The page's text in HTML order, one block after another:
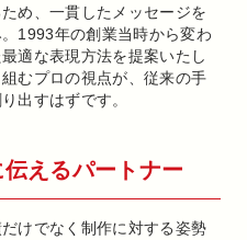
め、一貫したメッセージを
1993年の創業当時から変わ
適な表現方法を提案いたし
むプロの視点が、従来の手
出すはずです。
えるパートナー
けでなく制作に対する姿勢